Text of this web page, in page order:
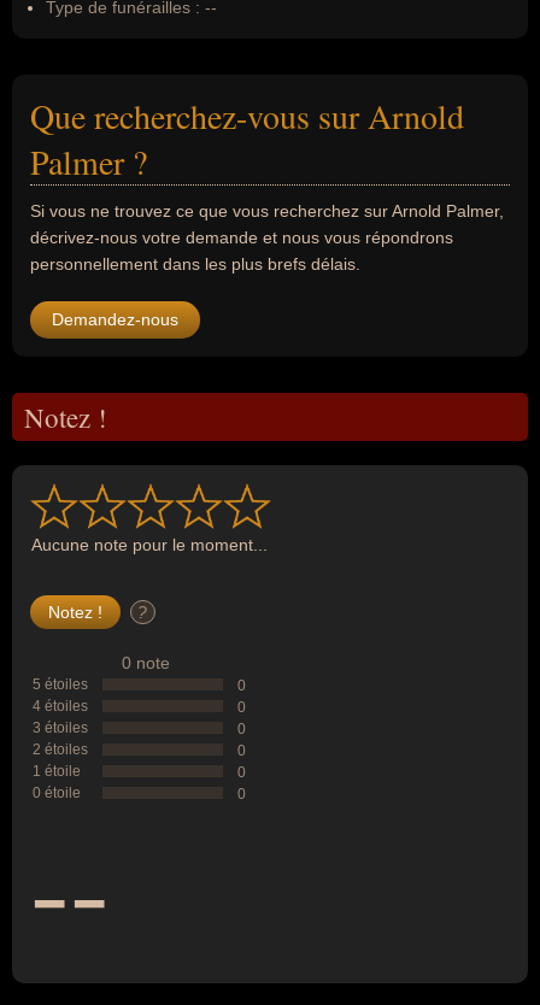
Type de funérailles : --
Que recherchez-vous sur Arnold
Palmer ?
Si vous ne trouvez ce que vous recherchez sur Arnold Palmer,
décrivez-nous votre demande et nous vous répondrons
personnellement dans les plus brefs délais.
Demandez-nous
Notez !
Aucune note pour le moment...
?
0 note
5 étoiles
0
4 étoiles
0
3 étoiles
0
2 étoiles
0
1 étoile
0
0 étoile
0
--